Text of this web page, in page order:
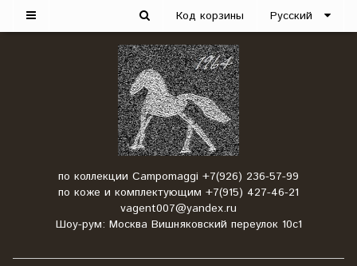
Русский
Код корзины
по коллекции Campomaggi +7(926) 236-57-99
по коже и комплектующим +7(915) 427-46-21
vagent007@yandex.ru
Шоу-рум: Москва Вишняковский переулок 10с1